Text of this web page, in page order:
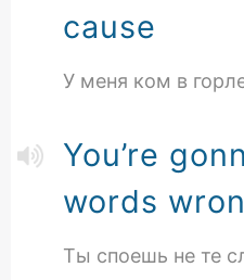
cause
У меня ком в
You’re
words
Ты споешь не те